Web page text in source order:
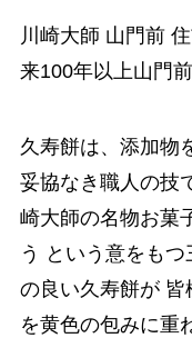
川崎大師 山門前
来100年以上山門
久寿餅は、添加物
妥協なき職人の技
崎大師の名物お菓
う という意をも
の良い久寿餅が
を黄色の包みに重